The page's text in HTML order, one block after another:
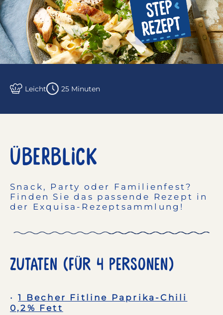
Leicht 25 Minuten
ÜBERBLICK
Snack, Party oder Familienfest?
Finden Sie das passende Rezept in
der Exquisa-Rezeptsammlung!
Zutaten (Für 4 Personen)
1 Becher Fitline Paprika-Chili
0,2% Fett